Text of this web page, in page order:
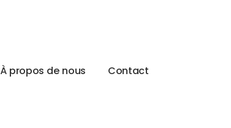
À propos de nous Contact